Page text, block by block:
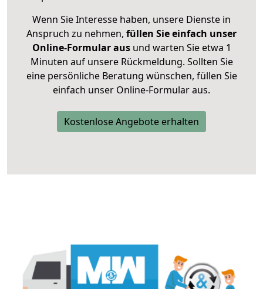
Wenn Sie Interesse haben, unsere Dienste in
Anspruch zu nehmen, füllen Sie einfach unser
Online-Formular ausund warten Sie etwa 1
Minuten auf unsere Rückmeldung. Sollten Sie
eine persönliche Beratung wünschen, füllen Sie
einfach unser Online-Formular aus.
Kostenlose Angebote erhalten